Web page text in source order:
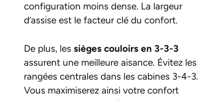
configuration moins dense. La largeur
d’assise est le facteur clé du confort.
De plus, les sièges couloirs en 3-3-3
assurent une meilleure aisance. Évitez les
rangées centrales dans les cabines 3-4-3.
Vous maximiserez ainsi votre confort